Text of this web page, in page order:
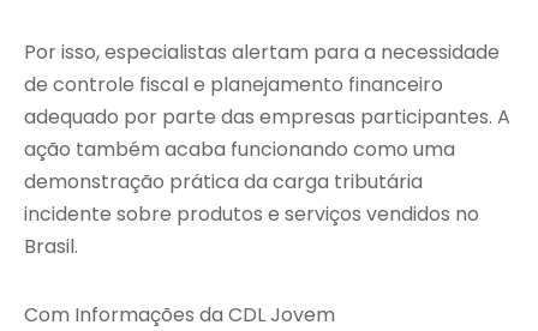
Por isso, especialistas alertam para a necessidade
de controle fiscal e planejamento financeiro
adequado por parte das empresas participantes. A
ação também acaba funcionando como uma
demonstração prática da carga tributária
incidente sobre produtos e serviços vendidos no
Brasil.
Com Informações da CDL Jovem